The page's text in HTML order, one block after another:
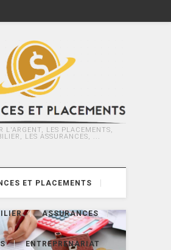
L'ARGENT, LES PLACEMENTS,
LES ASSURANCES, ...
ET PLACEMENTS
ASSURANCES
ENTREPRENARIAT